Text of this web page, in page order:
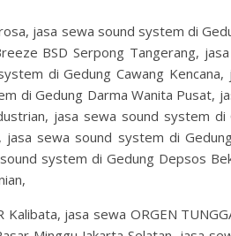
jasa sewa sound system di
BSD Serpong Tangerang,
di Gedung Cawang
di Gedung Darma Wanita Pusat,
jasa sewa sound system di
jasa sewa sound system di
system di Gedung Depsos
jasa sewa ORGEN